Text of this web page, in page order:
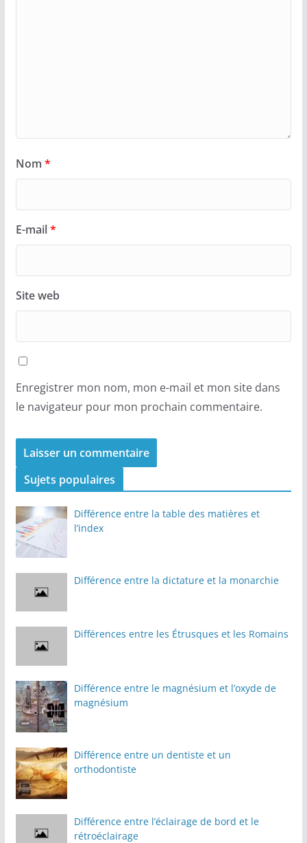
Nom *
E-mail*
Site web
Enregistrer mon nom, mon e-mail et mon site dans
le navigateur pour mon prochain commentaire.
Sujets populaires
Différence entre la table des matières et
l’index
Différence entre la dictature et la monarchie
Différences entre les Étrusques et les Romains
Différence entre le magnésium et l’oxyde de
magnésium
Différence entre un dentiste et un
orthodontiste
Différence entre l’éclairage de bord et le
rétroéclairage